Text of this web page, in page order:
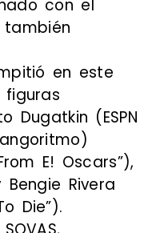
con el
también
en este
Dugatkin (ESPN
E! Oscars”),
Bengie Rivera
Die”).